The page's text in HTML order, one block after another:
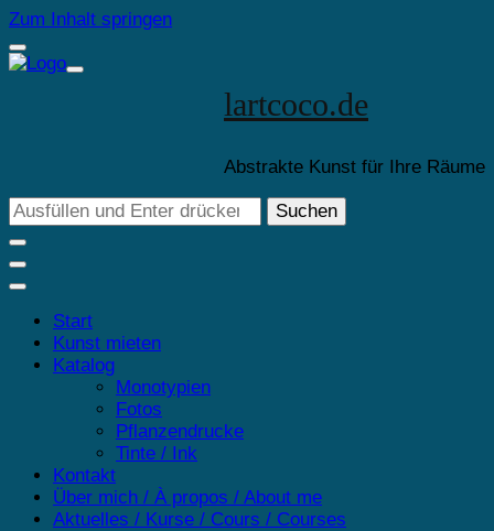
Zum Inhalt springen
lartcoco.de
Abstrakte Kunst für Ihre Räume
Suchst
du
nach
etwas?
Start
Kunst mieten
Katalog
Monotypien
Fotos
Pflanzendrucke
Tinte / Ink
Kontakt
Über mich / À propos / About me
Aktuelles / Kurse / Cours / Courses